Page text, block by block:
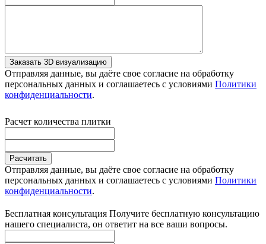
Заказать 3D визуализацию
Отправляя данные, вы даёте свое согласие на обработку
персональных данных и соглашаетесь с условиями Политики
конфиденциальности.
Расчет количества плитки
Расчитать
Отправляя данные, вы даёте свое согласие на обработку
персональных данных и соглашаетесь с условиями Политики
конфиденциальности.
Бесплатная консультация Получите бесплатную консультацию
нашего специалиста, он ответит на все ваши вопросы.